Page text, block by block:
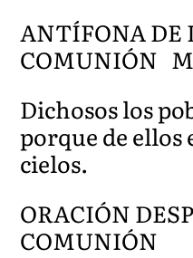
ANTÍFONA DE
COMUNIÓN
Dichosos los
porque de ellos
cielos.
ORACIÓN
COMUNIÓN